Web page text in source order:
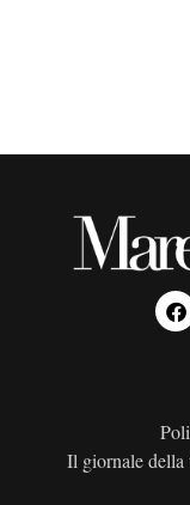
Il giornale della